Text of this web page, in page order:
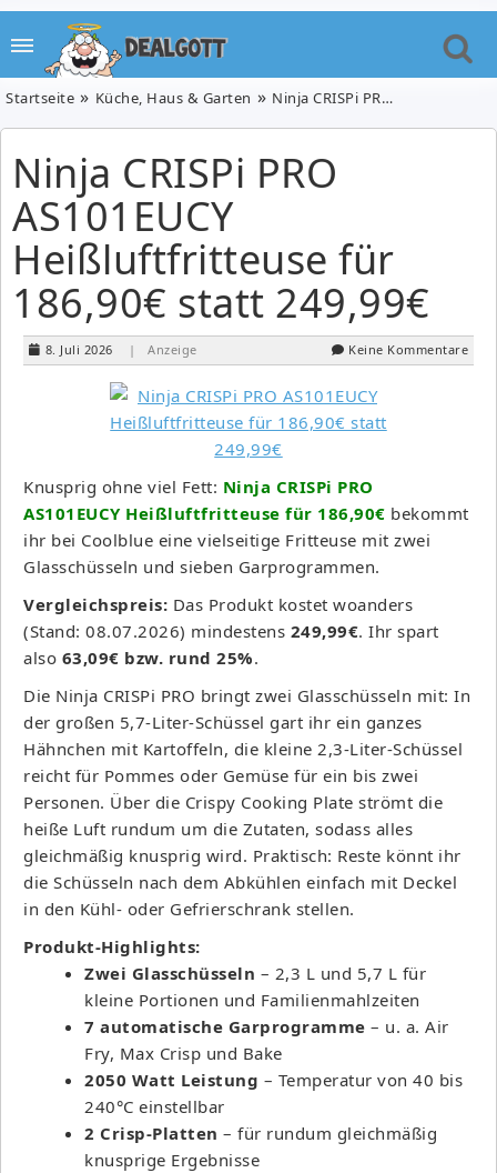
Startseite Küche, Haus & Garten Ninja CRISPi PRO AS101EUCY Heißluftfritteuse für 186,90€ statt 249,99€
Ninja CRISPi PRO
AS101EUCY
Heißluftfritteuse für
186,90€ statt 249,99€
8. Juli 2026 | Anzeige Keine Kommentare
Knusprig ohne viel Fett: Ninja CRISPi PRO
AS101EUCY Heißluftfritteuse für 186,90€ bekommt
ihr bei Coolblue eine vielseitige Fritteuse mit zwei
Glasschüsseln und sieben Garprogrammen.
Vergleichspreis: Das Produkt kostet woanders
(Stand: 08.07.2026) mindestens 249,99€. Ihr spart
also 63,09€ bzw. rund 25%.
Die Ninja CRISPi PRO bringt zwei Glasschüsseln mit: In
der großen 5,7-Liter-Schüssel gart ihr ein ganzes
Hähnchen mit Kartoffeln, die kleine 2,3-Liter-Schüssel
reicht für Pommes oder Gemüse für ein bis zwei
Personen. Über die Crispy Cooking Plate strömt die
heiße Luft rundum um die Zutaten, sodass alles
gleichmäßig knusprig wird. Praktisch: Reste könnt ihr
die Schüsseln nach dem Abkühlen einfach mit Deckel
in den Kühl- oder Gefrierschrank stellen.
Produkt-Highlights:
Zwei Glasschüsseln – 2,3 L und 5,7 L für
kleine Portionen und Familienmahlzeiten
7 automatische Garprogramme – u. a. Air
Fry, Max Crisp und Bake
2050 Watt Leistung – Temperatur von 40 bis
240°C einstellbar
2 Crisp-Platten – für rundum gleichmäßig
knusprige Ergebnisse